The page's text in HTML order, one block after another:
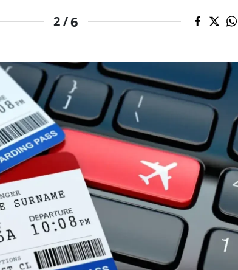
Kırşehir
Konya
Kütahya
Malatya
Manisa
Kahramanmaraş
Muğla
Muş
Nevşehir
2 /6